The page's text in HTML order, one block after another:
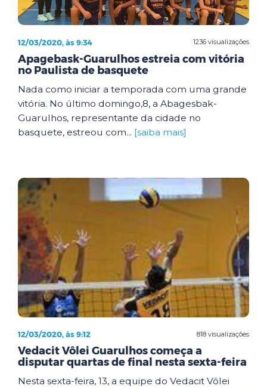
1236 visualizações
12/03/2020, às 9:34
Apagebask-Guarulhos estreia com vitória
no Paulista de basquete
Nada como iniciar a temporada com uma grande
vitória. No último domingo,8, a Abagesbak-
Guarulhos, representante da cidade no
basquete, estreou com... [saiba mais]
818 visualizações
12/03/2020, às 9:12
Vedacit Vôlei Guarulhos começa a
disputar quartas de final nesta sexta-feira
Nesta sexta-feira, 13, a equipe do Vedacit Vôlei